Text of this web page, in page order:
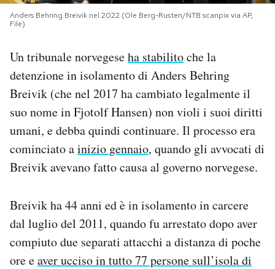
SHOP
CALENDARIO
AREA PERSONALE
Area Personale
Newsletter
Notifiche mobile
Regala il Post
Esci
Anders Behring Breivik nel 2022 (Ole Berg-Rusten/NTB scanpix via AP,
File)
Un tribunale norvegeseha stabilitoche la
detenzione in isolamento di Anders Behring
Breivik (che nel 2017 ha cambiato legalmente il
suo nome in Fjotolf Hansen) non violi i suoi diritti
umani, e debba quindi continuare. Il processo era
cominciato ainizio gennaio, quando gli avvocati di
Breivik avevano fatto causa al governo norvegese.
Breivik ha 44 anni ed è in isolamento in carcere
dal luglio del 2011, quando fu arrestato dopo aver
compiuto due separati attacchi a distanza di poche
ore eaver ucciso in tutto 77 persone sull’isola di